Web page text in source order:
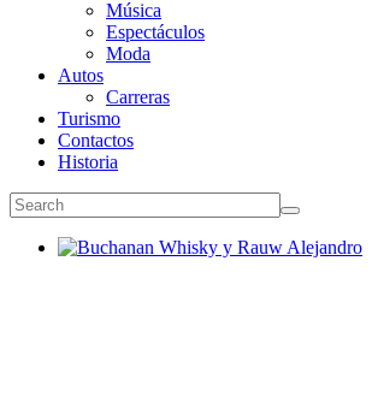
Música
Espectáculos
Moda
Autos
Carreras
Turismo
Contactos
Historia